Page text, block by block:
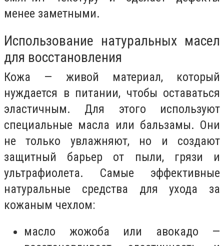
менее заметными.
Использование натуральных масел
для восстановления
Кожа — живой материал, который
нуждается в питании, чтобы оставаться
эластичным. Для этого используют
специальные масла или бальзамы. Они
не только увлажняют, но и создают
защитный барьер от пыли, грязи и
ультрафиолета. Самые эффективные
натуральные средства для ухода за
кожаным чехлом:
масло жожоба или авокадо —